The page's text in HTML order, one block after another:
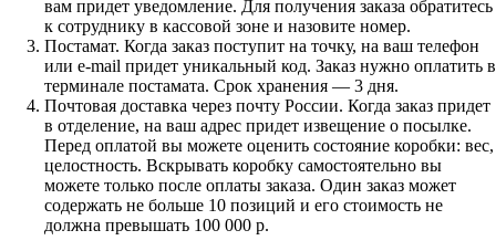
вам придет уведомление. Для получения заказа обратитесь
к сотруднику в кассовой зоне и назовите номер.
Постамат. Когда заказ поступит на точку, на ваш телефон
или e-mail придет уникальный код. Заказ нужно оплатить в
терминале постамата. Срок хранения — 3 дня.
Почтовая доставка через почту России. Когда заказ придет
в отделение, на ваш адрес придет извещение о посылке.
Перед оплатой вы можете оценить состояние коробки: вес,
целостность. Вскрывать коробку самостоятельно вы
можете только после оплаты заказа. Один заказ может
содержать не больше 10 позиций и его стоимость не
должна превышать 100 000 р.